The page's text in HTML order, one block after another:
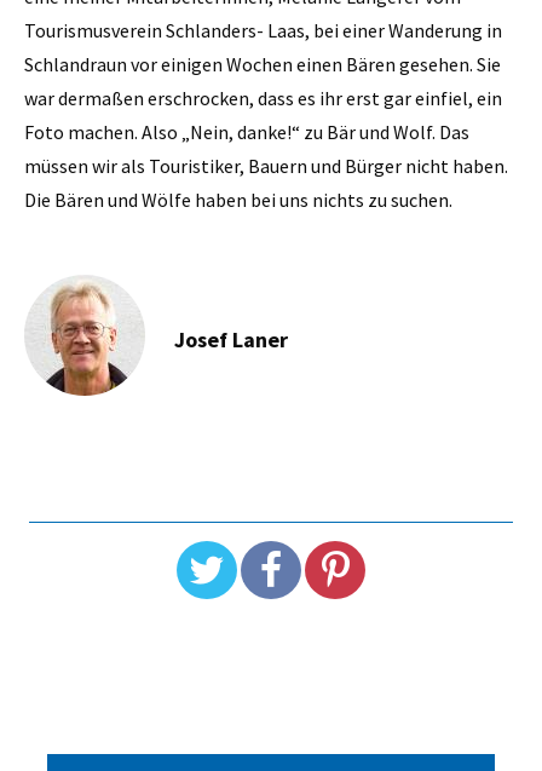
Tourismusverein Schlanders- Laas, bei einer Wanderung in
Schlandraun vor einigen Wochen einen Bären gesehen. Sie
war dermaßen erschrocken, dass es ihr erst gar einfiel, ein
Foto machen. Also „Nein, danke!“ zu Bär und Wolf. Das
müssen wir als Touristiker, Bauern und Bürger nicht haben.
Die Bären und Wölfe haben bei uns nichts zu suchen.
Josef Laner